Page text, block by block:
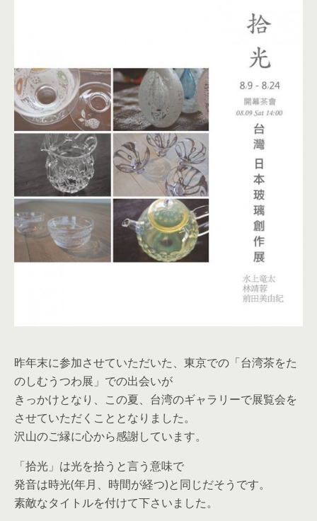
昨年末に参加させていただいた、東京での「台湾茶をた
のしむうつわ展」での出会いが
きっかけとなり、この夏、台湾のギャラリーで展覧会を
させていただくこととなりました。
沢山のご縁に心から感謝しています。
「拾光」は光を拾うと言う意味で
発音は時光(年月、時間が経つ)と同じだそうです。
素敵なタイトルを付けて下さいました。